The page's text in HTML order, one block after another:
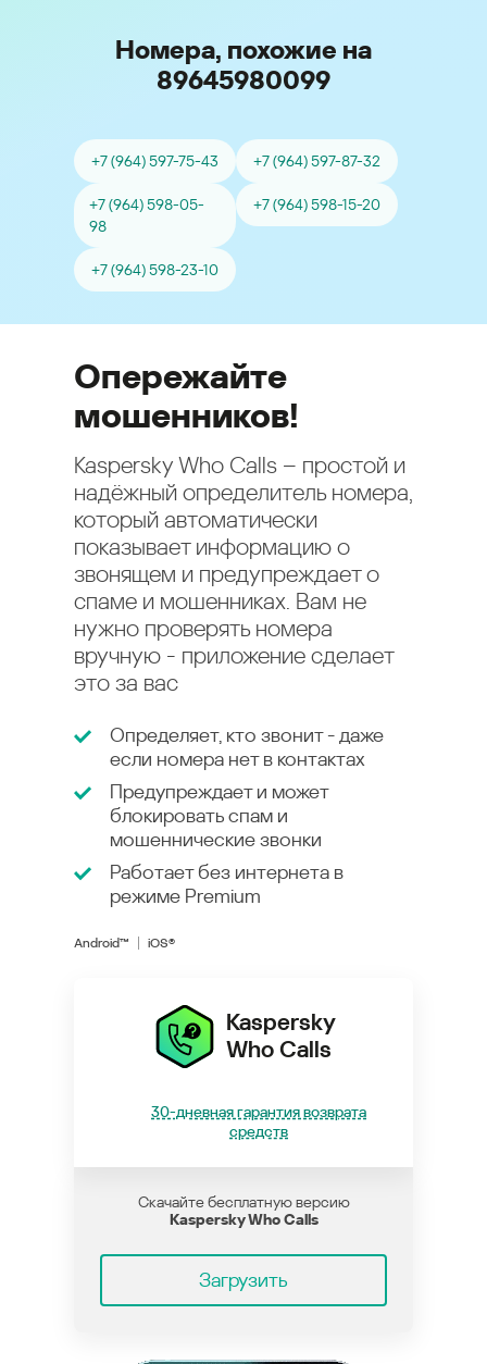
Номера, похожие на
89645980099
+7 (964) 597-75-43 +7 (964) 597-87-32
+7 (964) 598-05-
98
+7 (964) 598-15-20
+7 (964) 598-23-10
Опережайте
мошенников!
Kaspersky Who Calls – простой и
надёжный определитель номера,
который автоматически
показывает информацию о
звонящем и предупреждает о
спаме и мошенниках. Вам не
нужно проверять номера
вручную - приложение сделает
это за вас
Определяет, кто звонит - даже
если номера нет в контактах
Предупреждает и может
блокировать спам и
мошеннические звонки
Работает без интернета в
режиме Premium
Android™ iOS®
Kaspersky
Who Calls
30-дневная гарантия возврата
средств
Скачайте бесплатную версию
Kaspersky Who Calls
Загрузить